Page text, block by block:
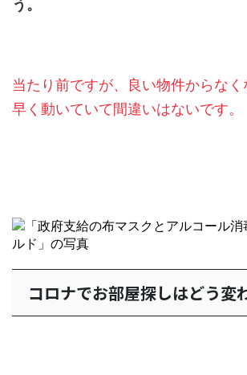
う。
当たり前ですが、良い物件からな
早く動いていて間違いはないです。
コロナでお部屋探しはどう変